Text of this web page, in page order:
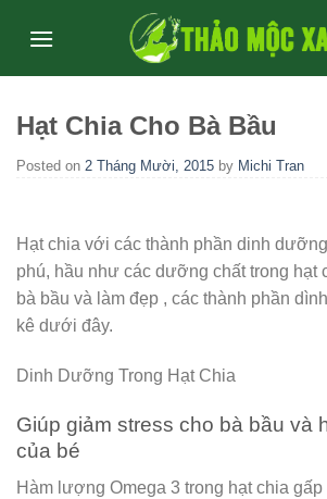
Hạt Chia Cho Bà Bầu
Posted on 2 Tháng Mười, 2015 by Michi Tran
Hạt chia với các thành phần dinh
phú, hầu như các dưỡng chất trong hạt
bà bầu và làm đẹp , các thành phần
kê dưới đây.
Dinh Dưỡng Trong Hạt Chia
Giúp giảm stress cho bà bầu và
của bé
Hàm lượng Omega 3 trong hạt chia